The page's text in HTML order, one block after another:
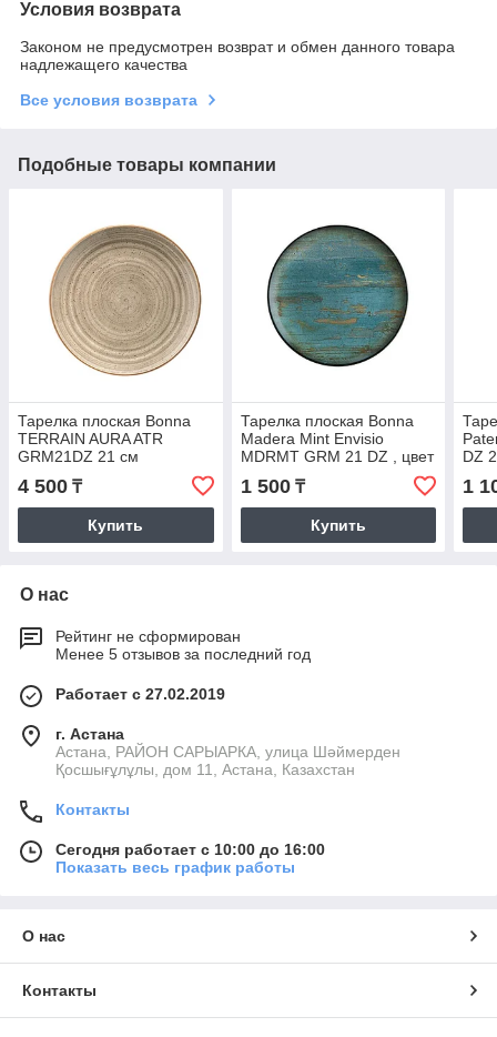
Условия возврата
Законом не предусмотрен возврат и обмен данного товара
надлежащего качества
Все условия возврата
Подобные товары компании
Тарелка плоская Bonna
TERRAIN AURA ATR
GRM21DZ 21 см
4 500 ₸
Купить
Тарелка плоская Bonna
Madera Mint Envisio
MDRMT GRM 21 DZ , цвет
мятного дерева
1 500₸
Купить
DZ
1
О нас
Рейтинг не сформирован
Менее 5 отзывов за последний год
Работает с 27.02.2019
г. Астана
Астана, РАЙОН САРЫАРКА, улица Шәймерден
Қосшығұлұлы, дом 11, Астана, Казахстан
Контакты
Сегодня работает с 10:00 до 16:00
Показать весь график работы
О нас
Контакты